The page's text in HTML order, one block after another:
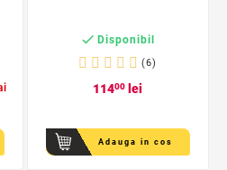
 Disponibil
(6)
11400 lei
Adauga in cos